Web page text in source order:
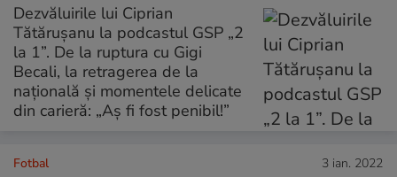
Dezvăluirile lui Ciprian
Tătărușanu la podcastul GSP „2
la 1”. De la ruptura cu Gigi
Becali, la retragerea de la
națională și momentele delicate
din carieră: „Aș fi fost penibil!”
Fotbal 3 ian. 2022